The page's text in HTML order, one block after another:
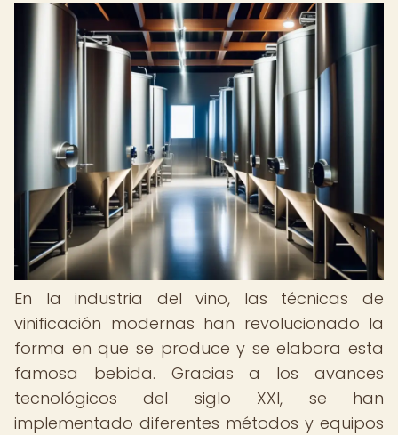
En la industria del vino, las técnicas de
vinificación modernas han revolucionado la
forma en que se produce y se elabora esta
famosa bebida. Gracias a los avances
tecnológicos del siglo XXI, se han
implementado diferentes métodos y equipos